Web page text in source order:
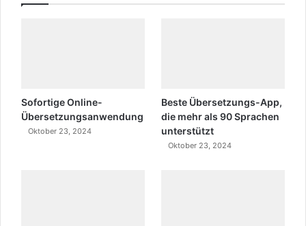
Sofortige Online-
Übersetzungsanwendung
Oktober 23, 2024
Beste Übersetzungs-App,
die mehr als 90 Sprachen
unterstützt
Oktober 23, 2024